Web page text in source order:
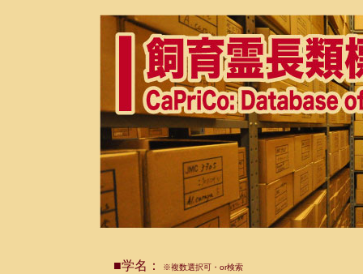
■学名： ※複数選択可・or検索